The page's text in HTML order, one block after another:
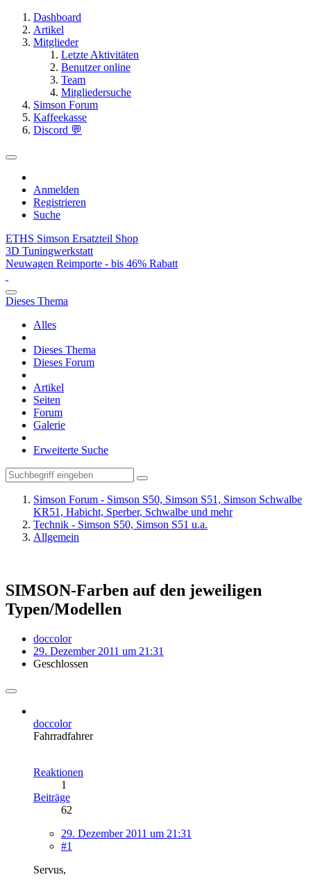
Dashboard
Artikel
Mitglieder
Letzte Aktivitäten
Benutzer online
Team
Mitgliedersuche
Simson Forum
Kaffeekasse
Discord 💬
Anmelden
Registrieren
Suche
ETHS Simson Ersatzteil Shop
3D Tuningwerkstatt
Neuwagen Reimporte - bis 46% Rabatt
Dieses Thema
Alles
Dieses Thema
Dieses Forum
Artikel
Seiten
Forum
Galerie
Erweiterte Suche
Simson Forum - Simson S50, Simson S51, Simson Schwalbe
KR51, Habicht, Sperber, Schwalbe und mehr
Technik - Simson S50, Simson S51 u.a.
Allgemein
SIMSON-Farben auf den jeweiligen
Typen/Modellen
doccolor
29. Dezember 2011 um 21:31
Geschlossen
doccolor
Fahrradfahrer
Reaktionen
1
Beiträge
62
29. Dezember 2011 um 21:31
#1
Servus,